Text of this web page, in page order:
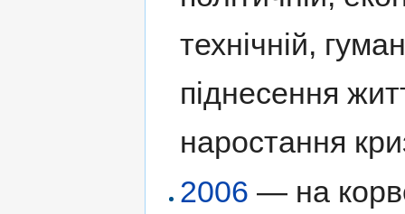
технічній,
піднесення
наростання
2006 — на